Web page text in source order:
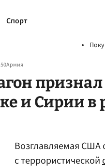
Спорт
Армия
и Сирии в
Возглавляемая США
с террористической